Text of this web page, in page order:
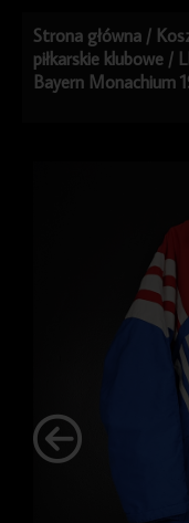
Strona główna /
piłkarskie klubowe /
Bayern Monachium